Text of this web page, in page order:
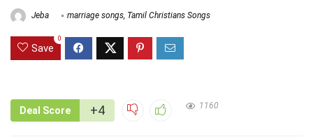
Jeba marriage songs, Tamil Christians Songs
Save
0
Deal Score +4 1160